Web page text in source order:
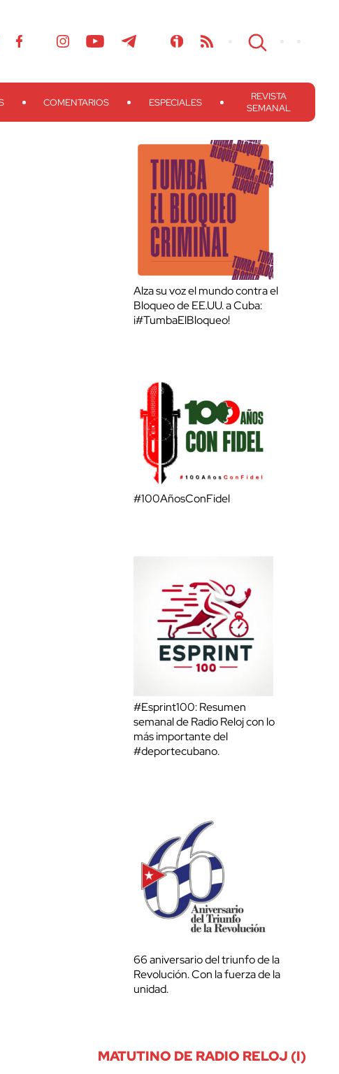
COMENTARIOS ESPECIALES
REVISTA
SEMANAL
Alza su voz el mundo contra el
Bloqueo de EE.UU. a Cuba:
¡#TumbaElBloqueo!
#100AñosConFidel
#Esprint100: Resumen
semanal de Radio Reloj con lo
más importante del
#deportecubano.
66 aniversario del triunfo de la
Revolución. Con la fuerza de la
unidad.
MATUTINO DE RADIO RELOJ (I)